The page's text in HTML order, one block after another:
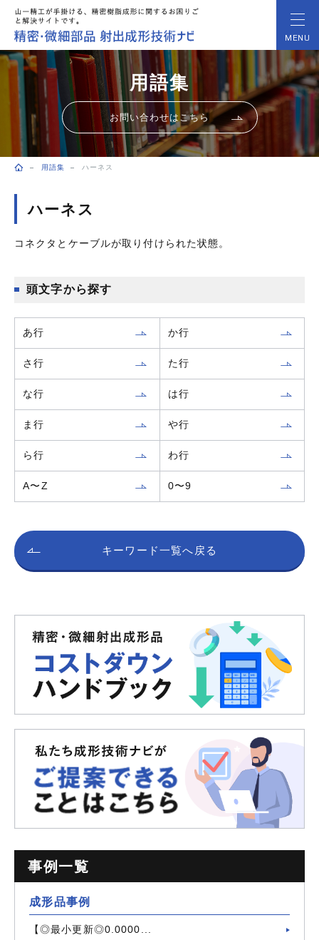
MENU
用語集
お問い合わせはこちら
用語集 ハーネス
ハーネス
コネクタとケーブルが取り付けられた状態。
頭文字から探す
あ行 か行
さ行 た行
な行 は行
ま行 や行
ら行 わ行
A〜Z 0〜9
キーワード一覧へ戻る
事例一覧
成形品事例
【◎最小更新◎0.0000...